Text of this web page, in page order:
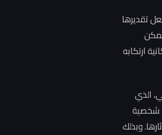
تقديرها
ارتكابه
الذي
شخصية
وبذلك